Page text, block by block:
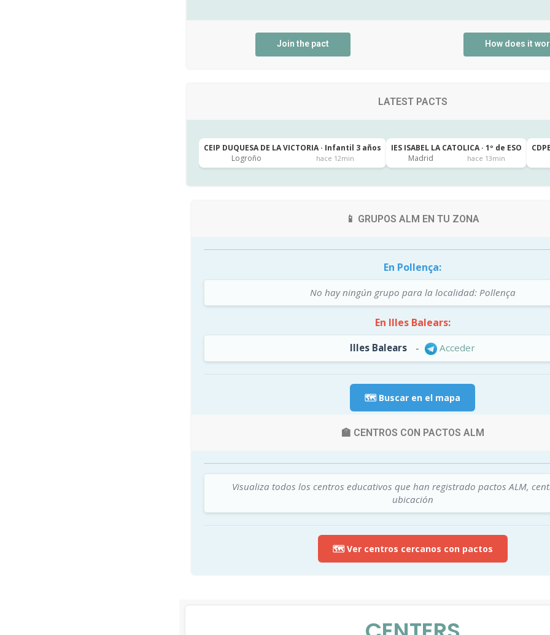
Join the pact How does it
LATEST PACTS
CEIP DUQUESA DE LA VICTORIA · Infantil 3 años
Logroño
hace 12min
IES ISABEL LA CATOLICA · 1º de ESO
Madrid
hace 13min
📱 GRUPOS ALM EN TU ZONA
En Pollença:
No hay ningún grupo para la localidad: Pollença
En Illes Balears:
Illes Balears - Acceder
🗺️ Buscar en el mapa
🏫 CENTROS CON PACTOS ALM
Visualiza todos los centros educativos que han registrado pactos ALM,
ubicación
🗺️ Ver centros cercanos con pactos